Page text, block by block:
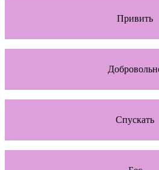
Привить
Спускать